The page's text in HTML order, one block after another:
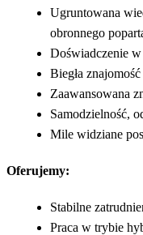
Ugruntowana
obronnego
Doświadczenie
Biegła
Zaawansowana
Samodzielność,
Mile widziane
Oferujemy:
Stabilne
Praca w trybie